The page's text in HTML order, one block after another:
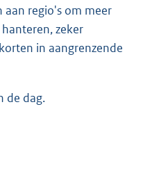
aan regio's om meer
zeker
in aangrenzende
de dag.